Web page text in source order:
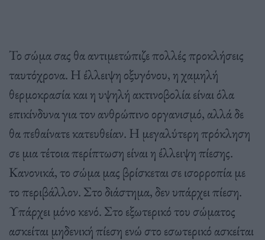
Το σώμα σας θα αντιμετώπιζε πολλές προκλήσεις
ταυτόχρονα. Η έλλειψη οξυγόνου, η χαμηλή
θερμοκρασία και η υψηλή ακτινοβολία είναι όλα
επικίνδυνα για τον ανθρώπινο οργανισμό, αλλά δε
θα πεθαίνατε κατευθείαν. Η μεγαλύτερη πρόκληση
σε μια τέτοια περίπτωση είναι η έλλειψη πίεσης.
Κανονικά, το σώμα μας βρίσκεται σε ισορροπία με
το περιβάλλον. Στο διάστημα, δεν υπάρχει πίεση.
Υπάρχει μόνο κενό. Στο εξωτερικό του σώματος
ασκείται μηδενική πίεση ενώ στο εσωτερικό ασκείται